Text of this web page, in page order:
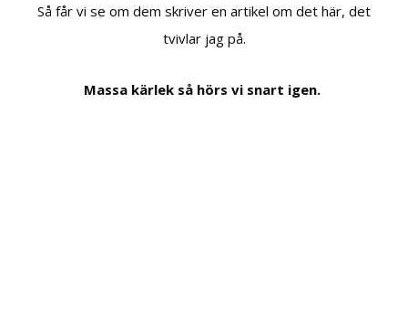
Så får vi se om dem skriver en artikel om det här, det
tvivlar jag på.
Massa kärlek så hörs vi snart igen.